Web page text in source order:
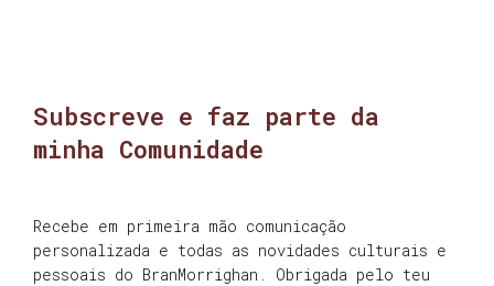
Subscreve e faz parte da
minha Comunidade
Recebe em primeira mão comunicação
personalizada e todas as novidades culturais e
pessoais do BranMorrighan. Obrigada pelo teu